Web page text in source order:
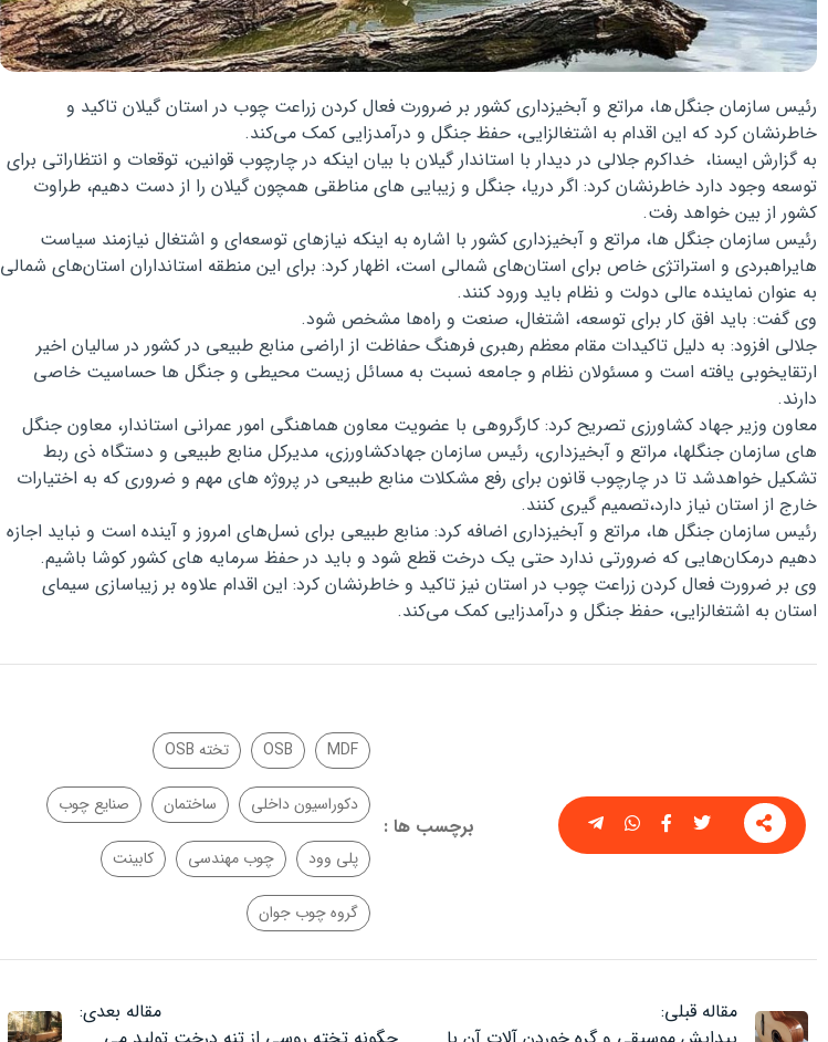
رئیس سازمان جنگل ها، مراتع و آبخیزداری کشور بر ضرورت فعال کردن زراعت چوب در استان گیلان تاکید و
خاطرنشان کرد که این اقدام به اشتغالزایی، حفظ جنگل و درآمدزایی کمک می‌کند.
به گزارش ایسنا، خداکرم جلالی در دیدار با استاندار گیلان با بیان اینکه در چارچوب قوانین، توقعات و انتظاراتی برای
توسعه وجود دارد خاطرنشان کرد: اگر دریا، جنگل و زیبایی های مناطقی همچون گیلان را از دست دهیم، طراوت
کشور از بین خواهد رفت.
رئیس سازمان جنگل ها، مراتع و آبخیزداری کشور با اشاره به اینکه نیازهای توسعه‌ای و اشتغال نیازمند سیاست‌
هایراهبردی و استراتژی خاص برای استان‌های شمالی است، اظهار کرد: برای این منطقه استانداران استان‌های شمالی
به عنوان نماینده عالی دولت و نظام باید ورود کنند.
وی گفت: باید افق کار برای توسعه، اشتغال، صنعت و راه‌ها مشخص شود.
جلالی افزود: به دلیل تاکیدات مقام معظم رهبری فرهنگ حفاظت از اراضی منابع طبیعی در کشور در سالیان اخیر
ارتقایخوبی یافته است و مسئولان نظام و جامعه نسبت به مسائل زیست محیطی و جنگل ها حساسیت خاصی
دارند.
معاون وزیر جهاد کشاورزی تصریح کرد: کارگروهی با عضویت معاون هماهنگی امور عمرانی استاندار، معاون جنگل
های سازمان جنگلها، مراتع و آبخیزداری، رئیس سازمان جهادکشاورزی، مدیرکل منابع طبیعی و دستگاه ذی ربط
تشکیل خواهدشد تا در چارچوب قانون برای رفع مشکلات منابع طبیعی در پروژه های مهم و ضروری که به اختیارات
خارج از استان نیاز دارد،تصمیم گیری کنند.
رئیس سازمان جنگل ها، مراتع و آبخیزداری اضافه کرد: منابع طبیعی برای نسل‌های امروز و آینده است و نباید اجازه
دهیم درمکان‌هایی که ضرورتی ندارد حتی یک درخت قطع شود و باید در حفظ سرمایه های کشور کوشا باشیم.
وی بر ضرورت فعال کردن زراعت چوب در استان نیز تاکید و خاطرنشان کرد: این اقدام علاوه بر زیباسازی سیمای
استان به اشتغالزایی، حفظ جنگل و درآمدزایی کمک می‌کند.
برچسب ها :
MDF
OSB تخته OSB
دکوراسیون داخلی ساختمان صنایع چوب
پلی وود چوب مهندسی کابینت
گروه چوب جوان
مقاله قبلی:
مقاله بعدی: